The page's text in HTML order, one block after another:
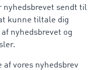
nyhedsbrevet sendt til
kunne tiltale dig
nyhedsbrevet og
af vores nyhedsbrev